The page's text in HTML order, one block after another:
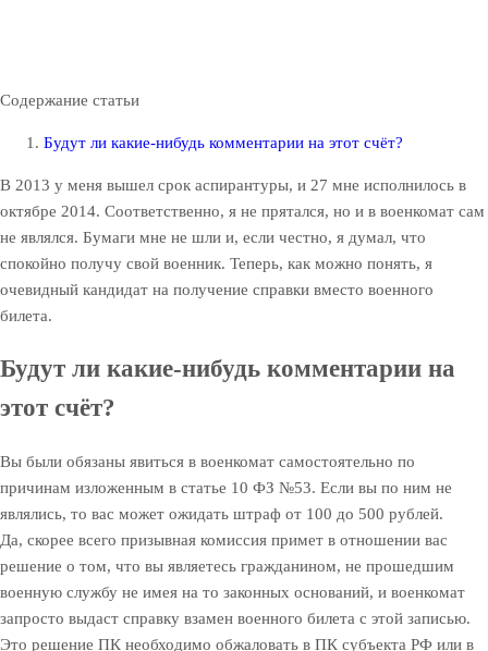
Содержание статьи
Будут ли какие-нибудь комментарии на этот счёт?
В 2013 у меня вышел срок аспирантуры, и 27 мне исполнилось в
октябре 2014. Соответственно, я не прятался, но и в военкомат сам
не являлся. Бумаги мне не шли и, если честно, я думал, что
спокойно получу свой военник. Теперь, как можно понять, я
очевидный кандидат на получение справки вместо военного
билета.
Будут ли какие-нибудь комментарии на
этот счёт?
Вы были обязаны явиться в военкомат самостоятельно по
причинам изложенным в статье 10 ФЗ №53. Если вы по ним не
являлись, то вас может ожидать штраф от 100 до 500 рублей.
Да, скорее всего призывная комиссия примет в отношении вас
решение о том, что вы являетесь гражданином, не прошедшим
военную службу не имея на то законных оснований, и военкомат
запросто выдаст справку взамен военного билета с этой записью.
Это решение ПК необходимо обжаловать в ПК субъекта РФ или в